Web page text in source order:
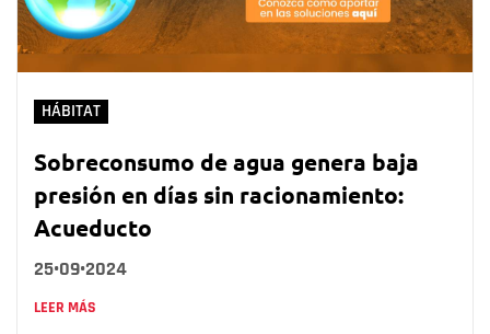
HÁBITAT
Sobreconsumo de agua genera baja
presión en días sin racionamiento:
Acueducto
25•09•2024
LEER MÁS